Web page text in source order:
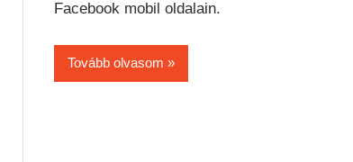
Facebook mobil oldalain.
Tovább olvasom